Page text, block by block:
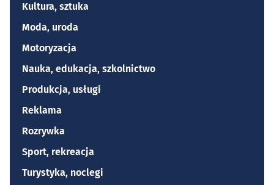
Kultura, sztuka
Moda, uroda
Motoryzacja
Nauka, edukacja, szkolnictwo
Produkcja, usługi
Reklama
Rozrywka
Sport, rekreacja
Turystyka, noclegi